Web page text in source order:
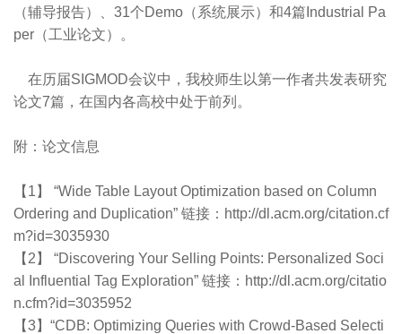
（辅导报告）、31个Demo（系统展示）和4篇Industrial Pa
per（工业论文）。
在历届SIGMOD会议中，我校师生以第一作者共发表研究
论文7篇，在国内各高校中处于前列。
附：论文信息
【1】 “Wide Table Layout Optimization based on Column
Ordering and Duplication” 链接：http://dl.acm.org/citation.cf
m?id=3035930
【2】 “Discovering Your Selling Points: Personalized Soci
al Influential Tag Exploration” 链接：http://dl.acm.org/citatio
n.cfm?id=3035952
【3】“CDB: Optimizing Queries with Crowd-Based Selecti